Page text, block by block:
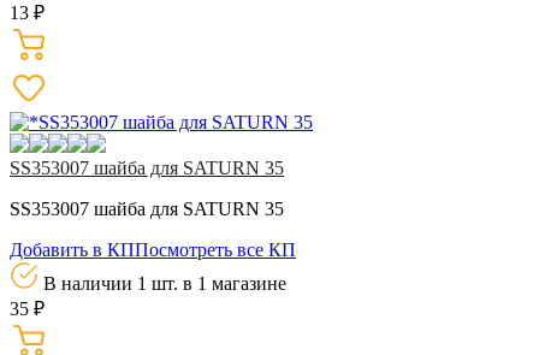
13 ₽
SS353007 шайба для SATURN 35
SS353007 шайба для SATURN 35
Добавить в КППосмотреть все КП
В наличии 1 шт. в 1 магазине
35 ₽